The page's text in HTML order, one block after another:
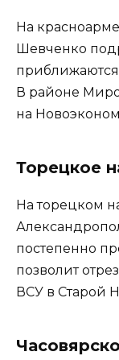
На
Шевченко
приближаются
В районе
на
Торецкое
На торецком
постепенно
позволит
ВСУ в Старой